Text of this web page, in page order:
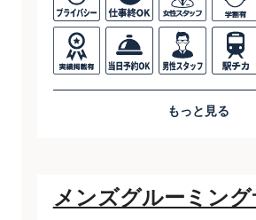
もっと見る
メンズグルーミン